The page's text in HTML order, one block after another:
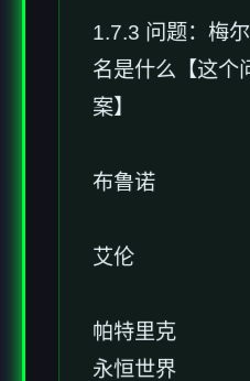
1.7.3 问题：梅
名是什么【这个
案】
布鲁诺
艾伦
帕特里克
永恒世界